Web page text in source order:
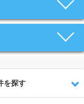
を探す